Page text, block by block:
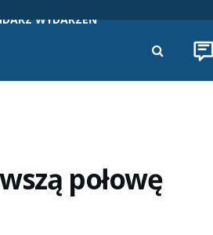
WYDARZEŃ
połowę